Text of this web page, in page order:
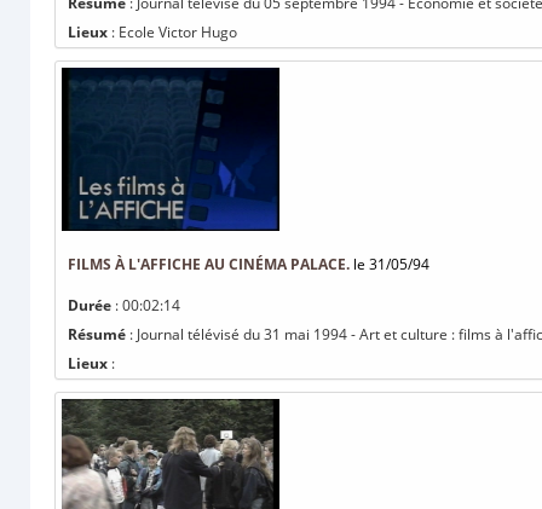
Lieux : Ecole Victor Hugo
FILMS À L'AFFICHE AU CINÉMA PALACE. le 31/05/94
Durée : 00:02:14
Résumé : Journal télévisé du 31 mai 1994 - Art et culture : films à
Lieux :